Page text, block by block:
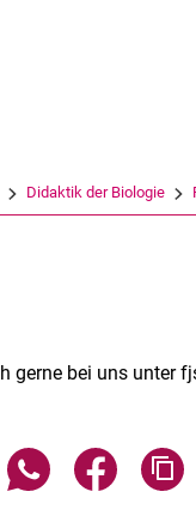
Didaktik der Biologie
gerne bei uns unter
über E-Mail teilen
Seite überSeite